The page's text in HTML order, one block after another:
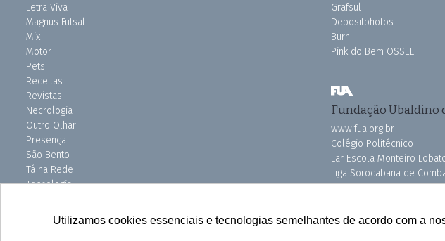
Utilizamos cookies essenciais e tecnologias semelhantes de acordo com a
Letra Viva
Magnus Futsal
Mix
Motor
Pets
Receitas
Revistas
Necrologia
Outro Olhar
Presença
São Bento
Tá na Rede
Tecnologia
Uniso Ciência
Grafsul
Depositphotos
Burh
Pink do Bem OSSEL
Fundação Ubaldino
www.fua.org.br
Colégio Politécnico
Lar Escola Monteiro
Liga Sorocabana de
Vila dos Velhinhos